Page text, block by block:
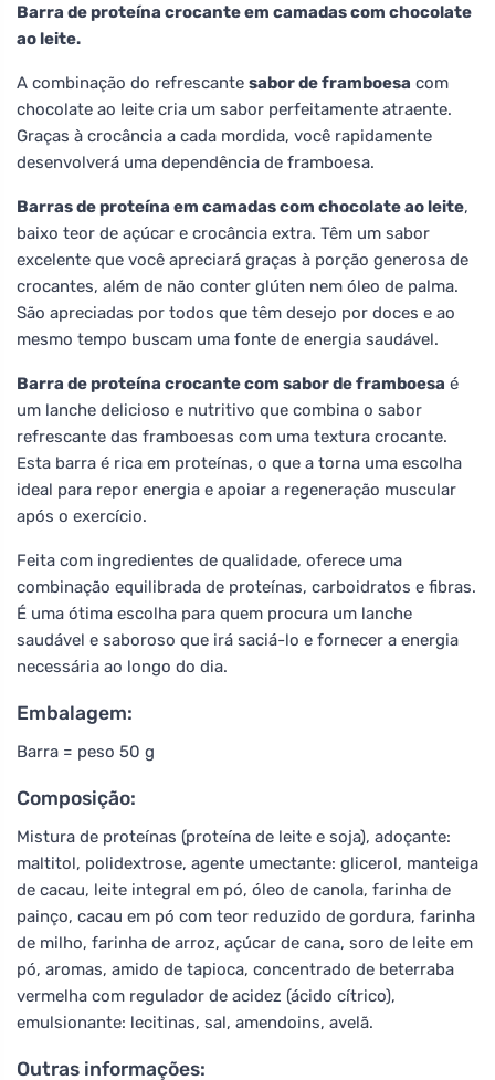
Barra de proteína crocante em camadas com chocolate
ao leite.
A combinação do refrescante sabor de framboesa com
chocolate ao leite cria um sabor perfeitamente atraente.
Graças à crocância a cada mordida, você rapidamente
desenvolverá uma dependência de framboesa.
Barras de proteína em camadas com chocolate ao leite,
baixo teor de açúcar e crocância extra. Têm um sabor
excelente que você apreciará graças à porção generosa de
crocantes, além de não conter glúten nem óleo de palma.
São apreciadas por todos que têm desejo por doces e ao
mesmo tempo buscam uma fonte de energia saudável.
Barra de proteína crocante com sabor de framboesa é
um lanche delicioso e nutritivo que combina o sabor
refrescante das framboesas com uma textura crocante.
Esta barra é rica em proteínas, o que a torna uma escolha
ideal para repor energia e apoiar a regeneração muscular
após o exercício.
Feita com ingredientes de qualidade, oferece uma
combinação equilibrada de proteínas, carboidratos e fibras.
É uma ótima escolha para quem procura um lanche
saudável e saboroso que irá saciá-lo e fornecer a energia
necessária ao longo do dia.
Embalagem:
Barra = peso 50 g
Composição:
Mistura de proteínas (proteína de leite e soja), adoçante:
maltitol, polidextrose, agente umectante: glicerol, manteiga
de cacau, leite integral em pó, óleo de canola, farinha de
painço, cacau em pó com teor reduzido de gordura, farinha
de milho, farinha de arroz, açúcar de cana, soro de leite em
pó, aromas, amido de tapioca, concentrado de beterraba
vermelha com regulador de acidez (ácido cítrico),
emulsionante: lecitinas, sal, amendoins, avelã.
Outras informações: